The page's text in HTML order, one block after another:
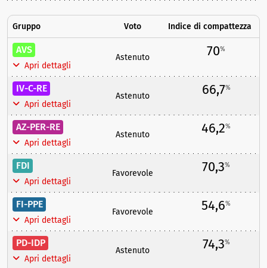
Gruppo Voto Indice di compattezza
AVS
Apri dettagli
Astenuto 70%
IV-C-RE
Apri dettagli
Astenuto 66,7%
AZ-PER-RE
Apri dettagli
Astenuto 46,2%
FDI
Apri dettagli
Favorevole 70,3%
FI-PPE
Apri dettagli
Favorevole 54,6%
PD-IDP
Apri dettagli
Astenuto 74,3%